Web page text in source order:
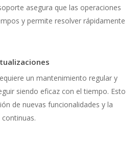
asegura que las operaciones
y permite resolver rápidamente
un mantenimiento regular y
siendo eficaz con el tiempo. Esto
de nuevas funcionalidades y la